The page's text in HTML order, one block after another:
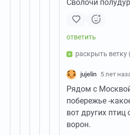
Сволочи
раскрыть ветку
jujelin 5 лет
Рядом с
побережье -
вот других
ворон.